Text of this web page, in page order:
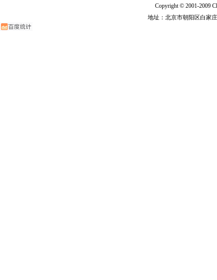
Copyright © 2001-2009
地址：北京市朝阳区白家